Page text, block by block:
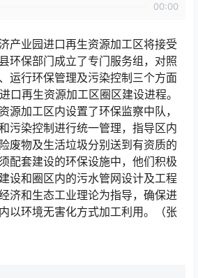
00:00
产业园进口再生资源加工区将接受
环保部门成立了专门服务组，对照
运行环保管理及污染控制三个方面
口再生资源加工区圈区建设进程。
源加工区内设置了环保监察中队，
污染控制进行统一管理，指导区内
废物及生活垃圾分别送到有资质的
配套建设的环保设施中，他们积极
设和圈区内的污水管网设计及工程
济和生态工业理论为指导，确保进
以环境无害化方式加工利用。（张